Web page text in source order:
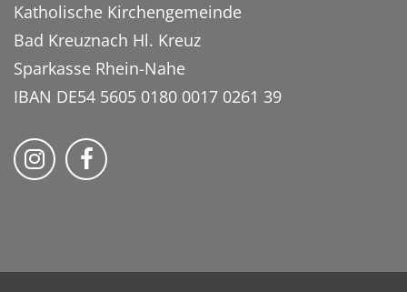
Katholische Kirchengemeinde
Bad Kreuznach Hl. Kreuz
Sparkasse Rhein-Nahe
IBAN DE54 5605 0180 0017 0261 39
Bistum Trier auf Instragram
Bistum Trier auf Facebook